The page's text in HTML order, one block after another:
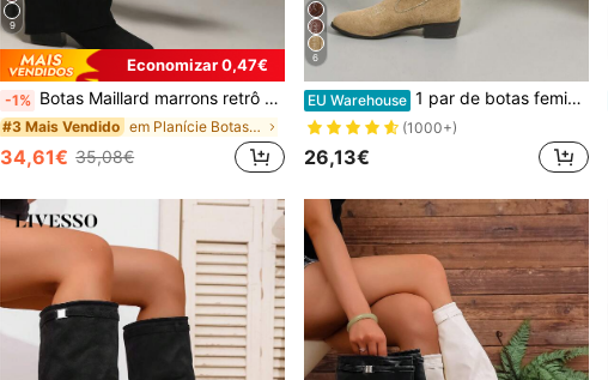
9
Economizar 0,47€
-1% Botas Maillard marrons retrô de cano médio, estilo faroeste, para mulheres, com salto alto, ideais para o outono, inverno e festas.
#3 Mais Vendido em Planície Botas Moda Feminina
34,61€ 35,08€
6
EU Warehouse 1 par de botas femininas elegantes e da moda sem atacadores, de salto alto, bordadas, estilo ocidental, cor cáqui, botas de cowboy bordadas e estilosas
(1000+)
26,13€